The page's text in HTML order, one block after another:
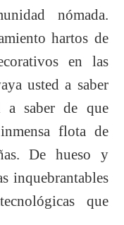
nómada.
hartos de
en las
usted a saber
a saber de que
flota de
De hueso y
inquebrantables
que